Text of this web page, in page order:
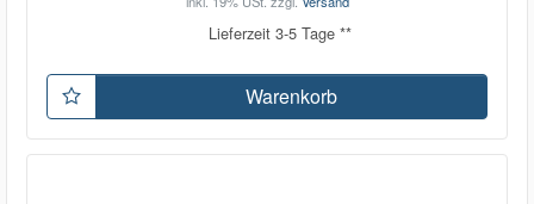
Lieferzeit 3-5 Tage **
Warenkorb